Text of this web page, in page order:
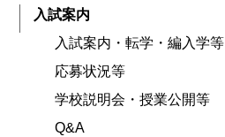
入試案内
入試案内・転学・編入学等
応募状況等
学校説明会・授業公開等
Q&A